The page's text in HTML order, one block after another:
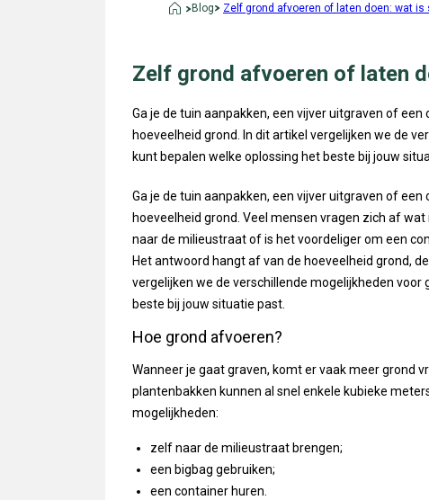
Zelf grond afvoeren of laten doen: wat is
Blog
Zelf grond afvoeren of laten
Ga je de tuin aanpakken, een vijver uitgraven of
hoeveelheid grond. In dit artikel vergelijken we de
kunt bepalen welke oplossing het beste bij jouw
Ga je de tuin aanpakken, een vijver uitgraven of
hoeveelheid grond. Veel mensen vragen zich af
naar de milieustraat of is het voordeliger om een
Het antwoord hangt af van de hoeveelheid grond,
vergelijken we de verschillende mogelijkheden
beste bij jouw situatie past.
Hoe grond afvoeren?
Wanneer je gaat graven, komt er vaak meer grond
plantenbakken kunnen al snel enkele kubieke
mogelijkheden:
zelf naar de milieustraat brengen;
een bigbag gebruiken;
een container huren.